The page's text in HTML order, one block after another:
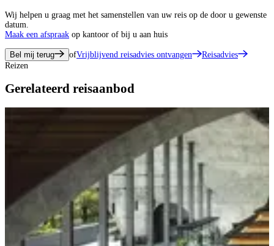
Wij helpen u graag met het samenstellen van uw reis op de door u gewenste
datum.
Maak een afspraak op kantoor of bij u aan huis
Bel mij terug ofVrijblijvend reisadvies ontvangen
Reisadvies
Reizen
Gerelateerd reisaanbod